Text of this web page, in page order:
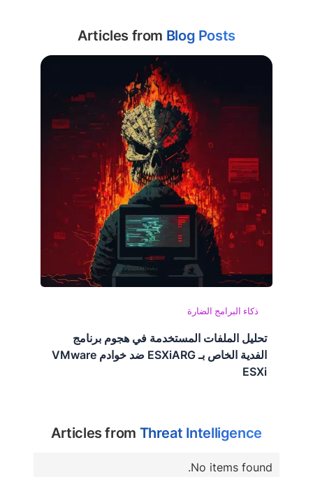
Articles from Blog Posts
ذكاء البرامج الضارة
تحليل الملفات المستخدمة في هجوم برنامج
الفدية الخاص بـ ESXiARG ضد خوادم VMware
ESXi
Articles from Threat Intelligence
No items found.